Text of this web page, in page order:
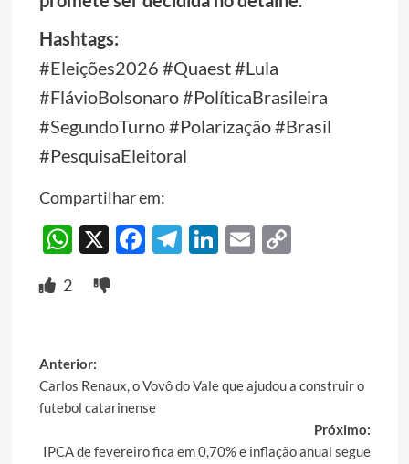
Hashtags:
#Eleições2026 #Quaest #Lula
#FlávioBolsonaro #PolíticaBrasileira
#SegundoTurno #Polarização #Brasil
#PesquisaEleitoral
Compartilhar em:
WhatsApp
X Facebook
Telegram
LinkedIn
EmailCopy
2
Post
navigation
Anterior:
Carlos Renaux, o Vovô do Vale que ajudou a construir o
futebol catarinense
Próximo:
IPCA de fevereiro fica em 0,70% e inflação anual segue